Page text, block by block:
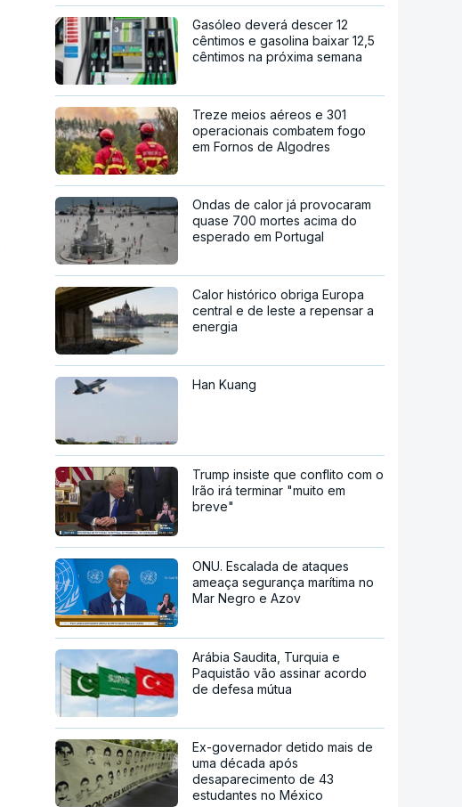
Gasóleo deverá descer 12
cêntimos e gasolina baixar 12,5
cêntimos na próxima semana
Treze meios aéreos e 301
operacionais combatem fogo
em Fornos de Algodres
Ondas de calor já provocaram
quase 700 mortes acima do
esperado em Portugal
Calor histórico obriga Europa
central e de leste a repensar a
energia
Han Kuang
Trump insiste que conflito com o
Irão irá terminar "muito em
breve"
ONU. Escalada de ataques
ameaça segurança marítima no
Mar Negro e Azov
Arábia Saudita, Turquia e
Paquistão vão assinar acordo
de defesa mútua
Ex-governador detido mais de
uma década após
desaparecimento de 43
estudantes no México